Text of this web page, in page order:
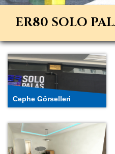
ER80 SOLO
Cephe Görselleri
Cephe
Ofis
Görselleri
Kat Planları